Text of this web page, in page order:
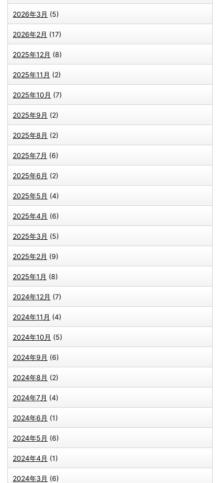
2026年3月 (5)
2026年2月 (17)
2025年12月 (8)
2025年11月 (2)
2025年10月 (7)
2025年9月 (2)
2025年8月 (2)
2025年7月 (6)
2025年6月 (2)
2025年5月 (4)
2025年4月 (6)
2025年3月 (5)
2025年2月 (9)
2025年1月 (8)
2024年12月 (7)
2024年11月 (4)
2024年10月 (5)
2024年9月 (6)
2024年8月 (2)
2024年7月 (4)
2024年6月 (1)
2024年5月 (6)
2024年4月 (1)
2024年3月 (6)